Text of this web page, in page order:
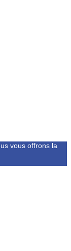
vous offrons la